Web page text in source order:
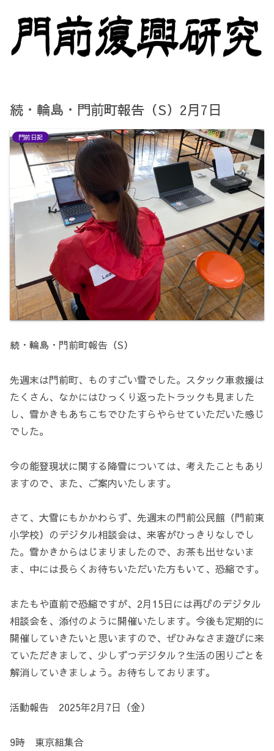
続・輪島・門前町報告（S）2月7日
門前日記
続・輪島・門前町報告（S）
先週末は門前町、ものすごい雪でした。スタック車救援は
たくさん、なかにはひっくり返ったトラックも見ました
し、雪かきもあちこちでひたすらやらせていただいた感じ
でした。
今の能登現状に関する降雪については、考えたこともあり
ますので、また、ご案内いたします。
さて、大雪にもかかわらず、先週末の門前公民館（門前東
小学校）のデジタル相談会は、来客がひっきりなしでし
た。雪かきからはじまりましたので、お茶も出せないま
ま、中には長らくお待ちいただいた方もいて、恐縮です。
またもや直前で恐縮ですが、2月15日には再びのデジタル
相談会を、添付のように開催いたします。今後も定期的に
開催していきたいと思いますので、ぜひみなさま遊びに来
ていただきまして、少しずつデジタル？生活の困りごとを
解消していきましょう。お待ちしております。
活動報告 2025年2月7日（金）
9時 東京組集合